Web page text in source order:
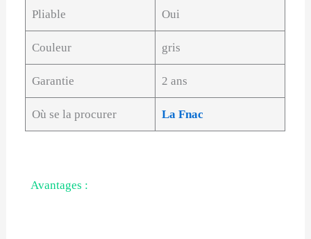
Pliable Oui
Couleur gris
Garantie 2 ans
Où se la procurer La Fnac
Avantages :